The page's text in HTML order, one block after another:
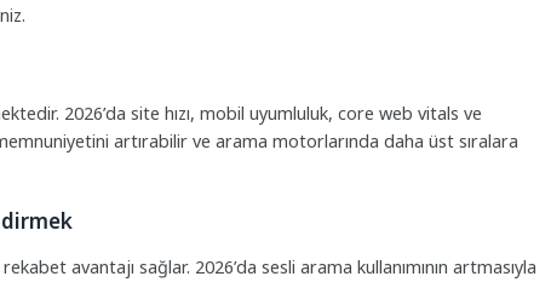
2026’da site hızı, mobil uyumluluk, core web vitals ve
artırabilir ve arama motorlarında daha üst sıralara
avantajı sağlar. 2026’da sesli arama kullanımının artmasıyla